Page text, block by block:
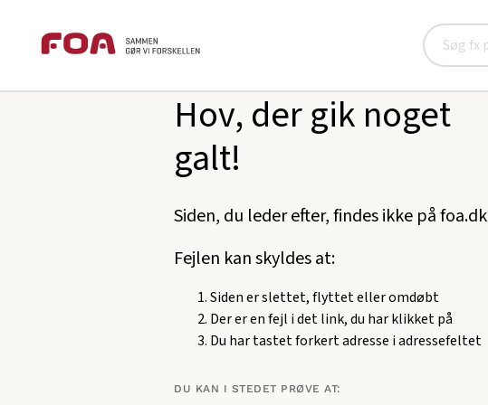
hovedindhold
hovedmenu
Søg
Hov, der gik noget
galt!
Siden, du leder efter, findes ikke på foa.dk
Fejlen kan skyldes at:
Siden er slettet, flyttet eller omdøbt
Der er en fejl i det link, du har klikket på
Du har tastet forkert adresse i adressefeltet
DU KAN I STEDET PRØVE AT: